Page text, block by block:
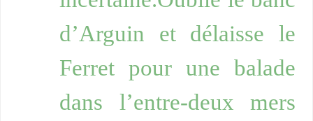
d’Arguin et délaisse le
Ferret pour une balade
dans l’entre-deux mers